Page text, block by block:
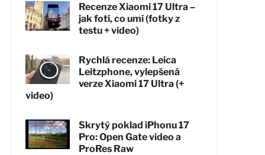
Recenze Xiaomi 17 Ultra –
jak fotí, co umí (fotky z
testu + video)
Rychlá recenze: Leica
Leitzphone, vylepšená
verze Xiaomi 17 Ultra (+
video)
Skrytý poklad iPhonu 17
Pro: Open Gate video a
ProRes Raw